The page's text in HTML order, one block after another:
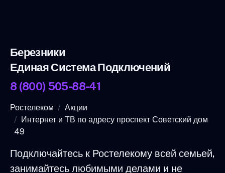
Березники
Единая Система Подключений
8 (800) 505-88-41
Ростелеком
Акции
Интернет и ТВ по адресу проспект Советский дом
49
Подключайтесь к Ростелекому всей семьей,
занимайтесь любимыми делами и не